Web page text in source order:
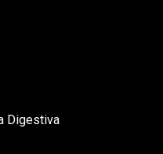
Digestiva